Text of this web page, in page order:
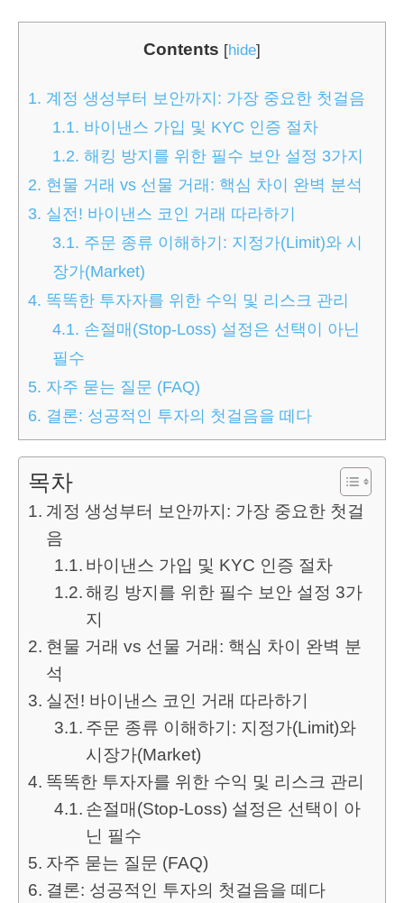
Contents [hide]
1. 계정 생성부터 보안까지: 가장 중요한 첫걸음
1.1. 바이낸스 가입 및 KYC 인증 절차
1.2. 해킹 방지를 위한 필수 보안 설정 3가지
2. 현물 거래 vs 선물 거래: 핵심 차이 완벽 분석
3. 실전! 바이낸스 코인 거래 따라하기
3.1. 주문 종류 이해하기: 지정가(Limit)와 시
장가(Market)
4. 똑똑한 투자자를 위한 수익 및 리스크 관리
4.1. 손절매(Stop-Loss) 설정은 선택이 아닌
필수
5. 자주 묻는 질문 (FAQ)
6. 결론: 성공적인 투자의 첫걸음을 떼다
목차
계정 생성부터 보안까지: 가장 중요한 첫걸
음
바이낸스 가입 및 KYC 인증 절차
해킹 방지를 위한 필수 보안 설정 3가
지
현물 거래 vs 선물 거래: 핵심 차이 완벽 분
석
실전! 바이낸스 코인 거래 따라하기
주문 종류 이해하기: 지정가(Limit)와
시장가(Market)
똑똑한 투자자를 위한 수익 및 리스크 관리
손절매(Stop-Loss) 설정은 선택이 아
닌 필수
자주 묻는 질문 (FAQ)
결론: 성공적인 투자의 첫걸음을 떼다